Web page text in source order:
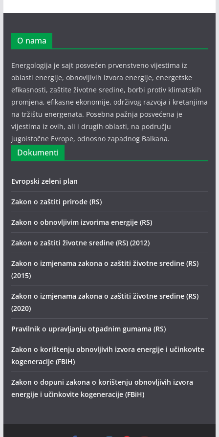
O nama
Energologija je sajt posvećen prvenstveno vijestima iz
oblasti energije, obnovljivih izvora energije, energetske
efikasnosti, zaštite životne sredine, borbi protiv klimatskih
promjena, efikasne ekonomije, održivog razvoja i kretanjima
na tržištu energenata. Posebna pažnja posvećena je
vijestima iz ovih, ali i drugih oblasti, na području
jugoistočne Evrope, odnosno zapadnog Balkana.
Dokumenti
Evropski zeleni plan
Zakon o zaštiti prirode (RS)
Zakon o obnovljivim izvorima energije (RS)
Zakon o zaštiti životne sredine (RS) (2012)
Zakon o izmjenama zakona o zaštiti životne sredine (RS)
(2015)
Zakon o izmjenama zakona o zaštiti životne sredine (RS)
(2020)
Pravilnik o upravljanju otpadnim gumama (RS)
Zakon o korištenju obnovljivih izvora energije i učinkovite
kogeneracije (FBiH)
Zakon o dopuni zakona o korištenju obnovljivih izvora
energije i učinkovite kogeneracije (FBiH)